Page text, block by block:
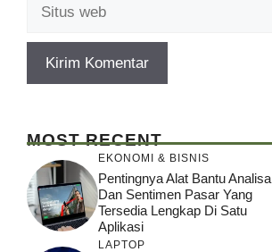
MOST RECENT
EKONOMI & BISNIS
Pentingnya Alat Bantu Analisa
Dan Sentimen Pasar Yang
Tersedia Lengkap Di Satu
Aplikasi
LAPTOP